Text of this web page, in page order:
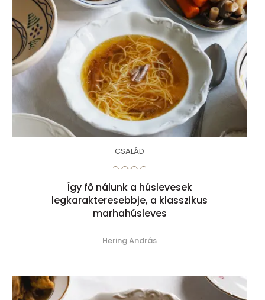
CSALÁD
Így fő nálunk a húslevesek
legkarakteresebbje, a klasszikus
marhahúsleves
Hering András